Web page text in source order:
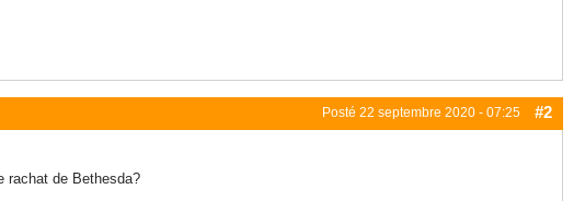
Posté 22 septembre 2020 - 07:25 #2
rachat de Bethesda?